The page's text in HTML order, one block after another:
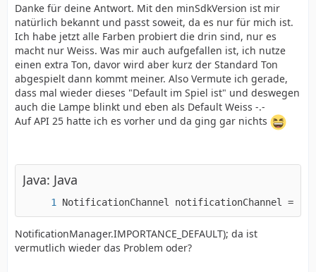
Danke für deine Antwort. Mit den minSdkVersion ist mir
natürlich bekannt und passt soweit, da es nur für mich ist.
Ich habe jetzt alle Farben probiert die drin sind, nur es
macht nur Weiss. Was mir auch aufgefallen ist, ich nutze
einen extra Ton, davor wird aber kurz der Standard Ton
abgespielt dann kommt meiner. Also Vermute ich gerade,
dass mal wieder dieses "Default im Spiel ist" und deswegen
auch die Lampe blinkt und eben als Default Weiss -.-
Auf API 25 hatte ich es vorher und da ging gar nichts
Java: Java
NotificationChannel notificationChannel = new
NotificationManager.IMPORTANCE_DEFAULT); da ist
vermutlich wieder das Problem oder?